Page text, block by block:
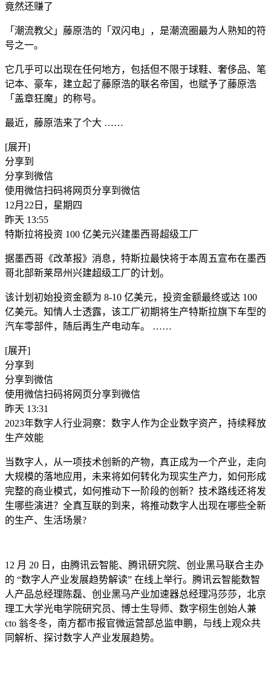
竟然还赚了
「潮流教父」藤原浩的「双闪电」，是潮流圈最为人熟知的符
号之一。
它几乎可以出现在任何地方，包括但不限于球鞋、奢侈品、笔
记本、豪车，建立起了藤原浩的联名帝国，也赋予了藤原浩
「盖章狂魔」的称号。
最近，藤原浩来了个大 ​……
[展开]
分享到
分享到微信
使用微信扫码将网页分享到微信
12月22日，星期四
昨天 13:55
特斯拉将投资 100 亿美元兴建墨西哥超级工厂
据墨西哥《改革报》消息，特斯拉最快将于本周五宣布在墨西
哥北部新莱昂州兴建超级工厂的计划。
该计划初始投资金额为 8-10 亿美元，投资金额最终或达 100
亿美元。知情人士透露，该工厂初期将生产特斯拉旗下车型的
汽车零部件，随后再生产电动车。 ​……
[展开]
分享到
分享到微信
使用微信扫码将网页分享到微信
昨天 13:31
2023年数字人行业洞察：数字人作为企业数字资产，持续释放
生产效能
当数字人，从一项技术创新的产物，真正成为一个产业，走向
大规模的落地应用，未来将如何转化为现实生产力，如何形成
完整的商业模式，如何推动下一阶段的创新？技术路线还将发
生哪些演进？全真互联的到来，将推动数字人出现在哪些全新
的生产、生活场景?
12 月 20 日，由腾讯云智能、腾讯研究院、创业黑马联合主办
的 “数字人产业发展趋势解读” 在线上举行。腾讯云智能数智
人产品总经理陈磊、创业黑马产业加速器总经理冯莎莎，北京
理工大学光电学院研究员、博士生导师、数字栩生创始人兼
cto 翁冬冬，南方都市报官微运营部总监申鹏，与线上观众共
同解析、探讨数字人产业发展趋势。